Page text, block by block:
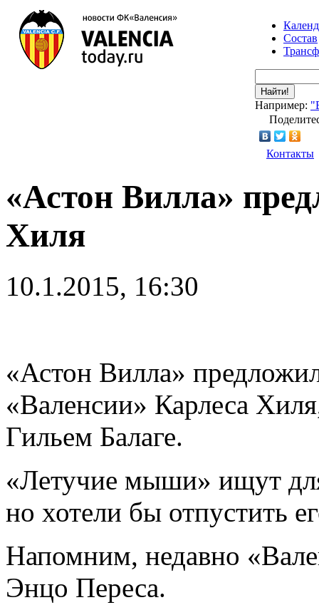
Состав
Найти!
Например:
Контакты
«Астон Вилла»
Хиля
10.1.2015, 16:30
«Астон Вилла»
«Валенсии» Карлеса
Гильем Балаге.
«Летучие мыши» ищут
но хотели бы отпустить
Напомним, недавно
Энцо Переса.